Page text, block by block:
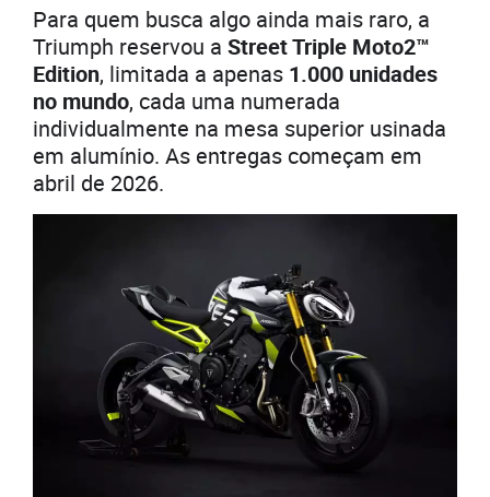
Para quem busca algo ainda mais raro, a
Triumph reservou a Street Triple Moto2™
Edition, limitada a apenas 1.000 unidades
no mundo, cada uma numerada
individualmente na mesa superior usinada
em alumínio. As entregas começam em
abril de 2026.